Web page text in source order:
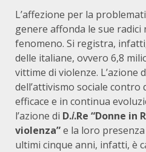
L’affezione per la
genere affonda le sue radici
fenomeno. Si registra,
delle italiane, ovvero 6,8
vittime di violenze. L’azione
dell’attivismo sociale
efficace e in continua
l’azione di D.i.Re “Donne in
violenza”e la loro
ultimi cinque anni, infatti, è